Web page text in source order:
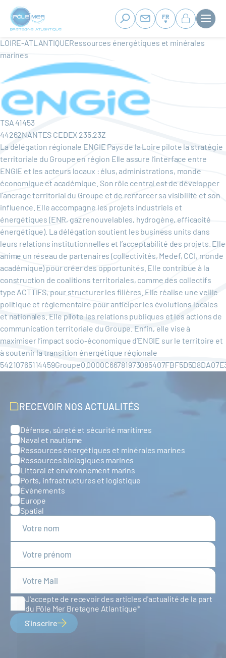
Panneau de gestion des cookies
Aller
contenu
principal
FR
LOIRE-ATLANTIQUERessources énergétiques et minérales
marines
TSA 41453
44262NANTES CEDEX 235.23Z
La délégation régionale ENGIE Pays de la Loire pilote la stratégie
territoriale du Groupe en région Elle assure l’interface entre
ENGIE et les acteurs locaux : élus, administrations, monde
économique et académique. Son rôle central est de développer
l’ancrage territorial du Groupe et de renforcer sa visibilité et son
influence. Elle accompagne les projets industriels et
énergétiques (ENR, gaz renouvelables, hydrogène, efficacité
énergétique). La délégation soutient les business units dans
leurs relations institutionnelles et l’acceptabilité des projets. Elle
anime un réseau de partenaires (collectivités, Medef, CCI, monde
académique) pour créer des opportunités. Elle contribue à la
construction de coalitions territoriales, comme des collectifs
type ACTTIFS, pour structurer les filières. Elle réalise une veille
politique et réglementaire pour anticiper les évolutions locales
et nationales. Elle pilote les relations publiques et les actions de
communication territoriale du Groupe. Enfin, elle vise à
maximiser l’impact socio-économique d’ENGIE sur le territoire et
à soutenir la transition énergétique régionale
RECEVOIR NOS ACTUALITÉS
Catégories
Défense, sûreté et sécurité maritimes
Naval et nautisme
Ressources énergétiques et minérales marines
Ressources biologiques marines
Littoral et environnement marins
Ports, infrastructures et logistique
Évènements
Europe
Spatial
J'accepte de recevoir des articles d'actualité de la part
du Pôle Mer Bretagne Atlantique
S'inscrire